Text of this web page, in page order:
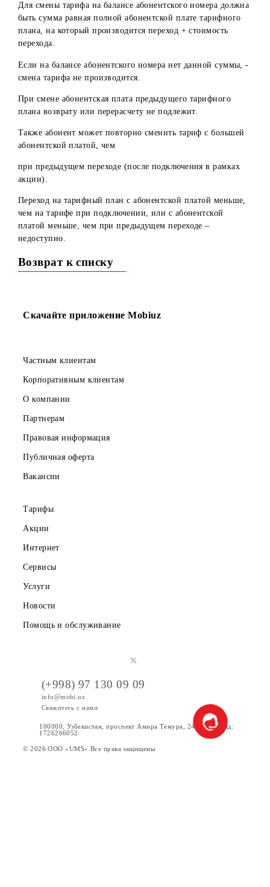
taklif V.3» (6 или 23,5 месяцев)
Абонент, подключившийся в рамках акции «Qulay taklif
V.3», может перейти на тарифный план с большей
абонентской платой, чем на тарифе при подключении, до
истечения периода действия запрета смены тарифа.
Для этого абоненту необходимо лично обратиться с
соответствующим заявлением в собственный офис
имея при себе оригинал документа, удостоверяющего
личность, или же лично позвонить в колл-центр.
Абонентам, подключившим в рамках акции номера
категорий Steel Light, Steel, Bronze, Silver Light, Silver,
Gold, Super Gold, после перехода на тарифный план с
большей абонентской платой, чем на тарифе при
подключении (в т.ч. и на годовой тариф)
остаточный период запрета смены тарифа.
Переход на тарифный план с меньшей абонентской
чем на тарифе при подключении, – недоступен.
быть сумма равная полной абонентской плате тарифного
Если на балансе абонентского номера нет данной
смена тарифа не производится.
При смене абонентская плата предыдущего тарифного
плана возврату или перерасчету не подлежит.
Также абонент может повторно сменить тариф с
абонентской платой, чем
при предыдущем переходе (после подключения в рамках
Переход на тарифный план с абонентской платой
чем на тарифе при подключении, или с абонентской
платой меньше, чем при предыдущем переходе –
Возврат к списку
Частным клиентам
О компании